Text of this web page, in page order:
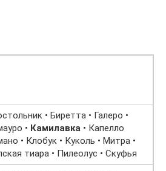
• Биретта • Галеро •
• Камилавка • Капелло
• Клобук • Куколь • Митра •
тиара • Пилеолус • Скуфья